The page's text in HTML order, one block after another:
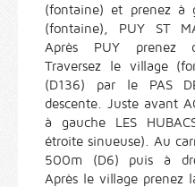
(fontaine) et prenez à
(fontaine), PUY ST
Après PUY prenez
Traversez le village
(D136) par le PAS
descente. Juste avant
à gauche LES
étroite sinueuse). Au
500m (D6) puis à
Après le village prenez